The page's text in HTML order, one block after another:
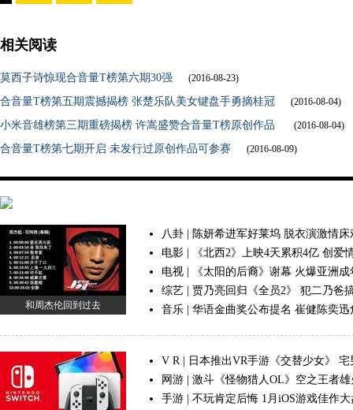
相关阅读
莫西子诗惊现合音量T榜第六期30强 (2016-08-23)
合音量T榜第五期震撼揭榜 张楚乐队美女键盘手勇摘桂冠 (2016-08-04)
小米音雄榜第三期重磅揭榜 许嵩盛赞合音量T榜原创作品 (2016-08-04)
合音量T榜第七期开启 未发行过原创作品可参赛 (2016-08-09)